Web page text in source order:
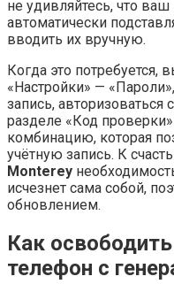
не удивляйтесь, что
автоматически
вводить их вручную.
Когда это потребуется,
«Настройки» —
запись,
разделе «Код
комбинацию, которая
учётную запись. К
Monterey
исчезнет сама собой,
обновлением.
Как
телефон с